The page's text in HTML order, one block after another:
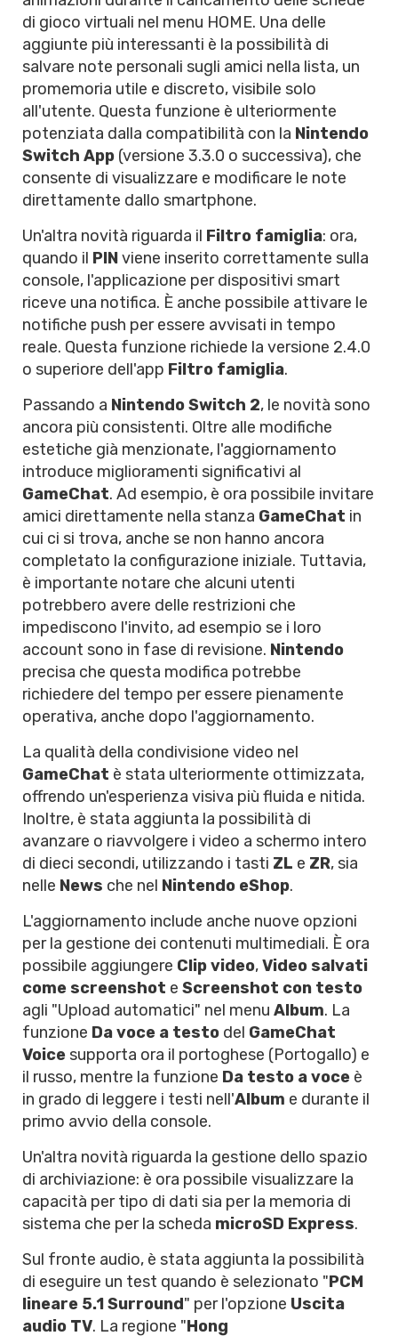
di gioco virtuali nel menu HOME. Una delle
aggiunte più interessanti è la possibilità di
salvare note personali sugli amici nella lista, un
promemoria utile e discreto, visibile solo
all'utente. Questa funzione è ulteriormente
potenziata dalla compatibilità con la Nintendo
Switch App (versione 3.3.0 o successiva), che
consente di visualizzare e modificare le note
direttamente dallo smartphone.
Un'altra novità riguarda il Filtro famiglia: ora,
quando il PINviene inserito correttamente sulla
console, l'applicazione per dispositivi smart
riceve una notifica. È anche possibile attivare le
notifiche push per essere avvisati in tempo
reale. Questa funzione richiede la versione 2.4.0
o superiore dell'app Filtro famiglia.
Passando a Nintendo Switch 2, le novità sono
ancora più consistenti. Oltre alle modifiche
estetiche già menzionate, l'aggiornamento
introduce miglioramenti significativi al
GameChat. Ad esempio, è ora possibile invitare
amici direttamente nella stanza GameChat in
cui ci si trova, anche se non hanno ancora
completato la configurazione iniziale. Tuttavia,
è importante notare che alcuni utenti
potrebbero avere delle restrizioni che
impediscono l'invito, ad esempio se i loro
account sono in fase di revisione. Nintendo
precisa che questa modifica potrebbe
richiedere del tempo per essere pienamente
operativa, anche dopo l'aggiornamento.
La qualità della condivisione video nel
GameChat è stata ulteriormente ottimizzata,
offrendo un'esperienza visiva più fluida e nitida.
Inoltre, è stata aggiunta la possibilità di
avanzare o riavvolgere i video a schermo intero
di dieci secondi, utilizzando i tasti ZL e ZR, sia
nelle News che nel Nintendo eShop.
L'aggiornamento include anche nuove opzioni
per la gestione dei contenuti multimediali. È ora
possibile aggiungere Clip video,Video salvati
come screenshot e Screenshot con testo
agli "Upload automatici" nel menu Album. La
funzione Da voce a testo del GameChat
Voice supporta ora il portoghese (Portogallo) e
il russo, mentre la funzione Da testo a voce è
in grado di leggere i testi nell'Album e durante il
primo avvio della console.
Un'altra novità riguarda la gestione dello spazio
di archiviazione: è ora possibile visualizzare la
capacità per tipo di dati sia per la memoria di
sistema che per la scheda microSD Express.
Sul fronte audio, è stata aggiunta la possibilità
di eseguire un test quando è selezionato "PCM
lineare 5.1 Surround" per l'opzione Uscita
audio TV. La regione "Hong